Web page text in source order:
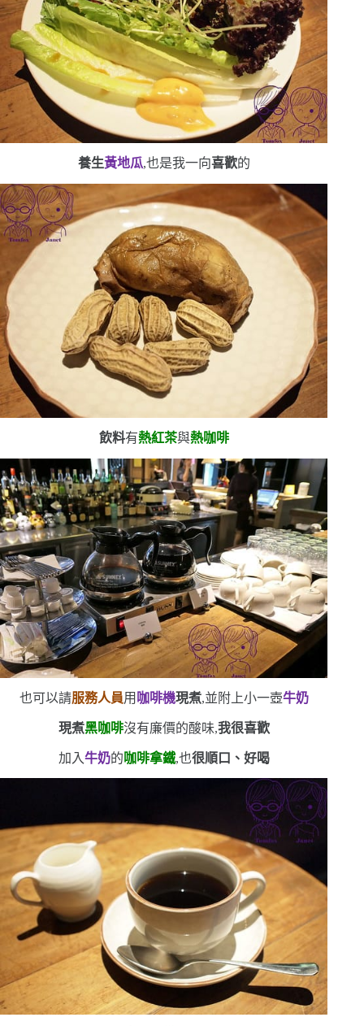
養生黃地瓜,也是我一向喜歡的
飲料有熱紅茶與熱咖啡
也可以請服務人員用 咖啡機現煮,並附上小一壺牛奶
現煮黑咖啡沒有廉價的酸味,我很喜歡
加入牛奶的咖啡拿鐵,也很順口、好喝